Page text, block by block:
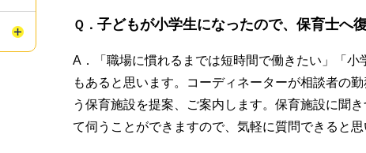
Ｑ．​ 子どもが小学生になったので、保育士へ
A．「職場に慣れるまでは短時間で働きたい」「
もあると思います。コーディネーターが相談者の
う保育施設を提案、ご案内します。保育施設に聞
て伺うことができますので、気軽に質問できると思